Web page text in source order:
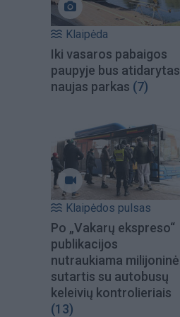
Klaipėda
Iki vasaros pabaigos
paupyje bus atidarytas
naujas parkas (7)
Klaipėdos pulsas
Po „Vakarų ekspreso“
publikacijos
nutraukiama milijoninė
sutartis su autobusų
keleivių kontrolieriais
(13)